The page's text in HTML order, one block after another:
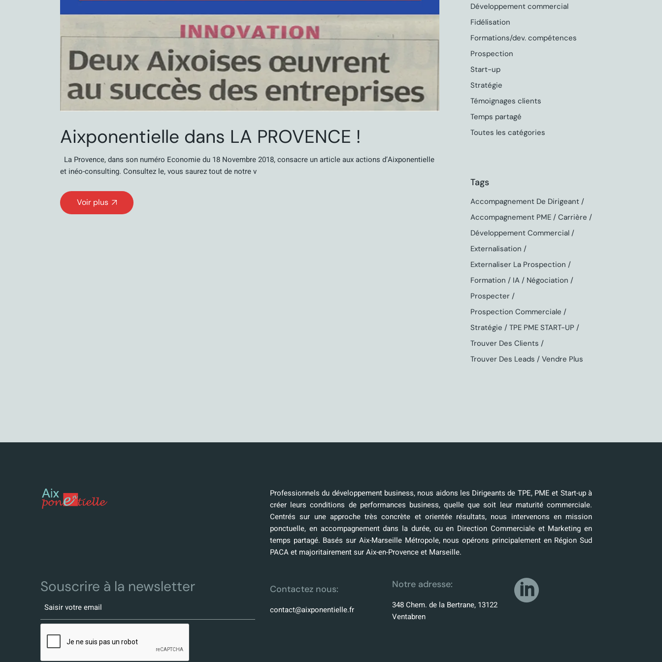
Aixponentielle dans LA PROVENCE !
La Provence, dans son numéro Economie du 18 Novembre 2018, consacre un article aux actions d’Aixponentielle
et inéo-consulting. Consultez le, vous saurez tout de notre v
Voir plus
Développement commercial
Fidélisation
Formations/dev. compétences
Prospection
Start-up
Stratégie
Témoignages clients
Temps partagé
Toutes les catégories
Tags
Accompagnement De Dirigeant
Accompagnement PME
Carrière
Développement Commercial
Externalisation
Externaliser La Prospection
Formation
IA
Négociation
Prospecter
Prospection Commerciale
Stratégie
TPE PME START-UP
Trouver Des Clients
Trouver Des Leads
Vendre Plus
Professionnels du développement business, nous aidons les Dirigeants de TPE, PME et Start-up à
créer leurs conditions de performances business, quelle que soit leur maturité commerciale.
Centrés sur une approche très concrète et orientée résultats, nous intervenons en mission
ponctuelle, en accompagnement dans la durée, ou en Direction Commerciale et Marketing en
temps partagé. Basés sur Aix-Marseille Métropole, nous opérons principalement en Région Sud
PACA et majoritairement sur Aix-en-Provence et Marseille.
Souscrire à la newsletter Contactez nous:
contact@aixponentielle.fr
Notre adresse:
348 Chem. de la Bertrane, 13122
Ventabren